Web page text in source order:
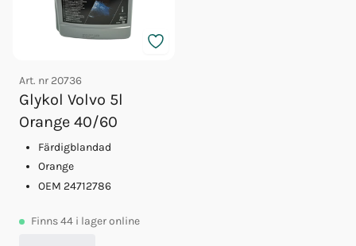
Art. nr 20736
Glykol Volvo 5l
Orange 40/60
Färdigblandad
Orange
OEM 24712786
Finns44 i lager online